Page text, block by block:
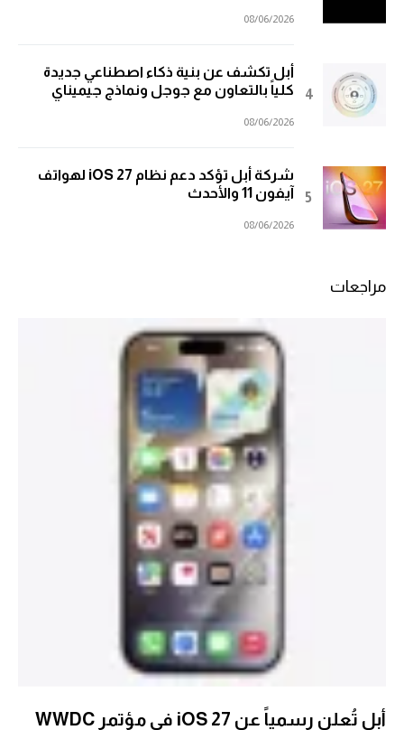
08/06/2026
أبل تكشف عن بنية ذكاء اصطناعي جديدة
كلياً بالتعاون مع جوجل ونماذج جيميناي
08/06/2026
شركة أبل تؤكد دعم نظام iOS 27 لهواتف
آيفون 11 والأحدث
08/06/2026
مراجعات
أبل تُعلن رسمياً عن iOS 27 في مؤتمر WWDC